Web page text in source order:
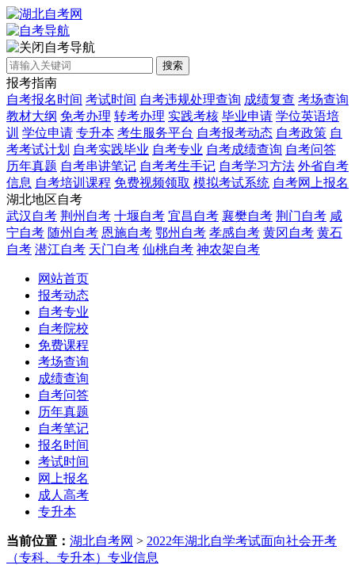
自考导航
搜索
报考指南
自考报名时间 考试时间 自考违规处理查询 成绩复查 考场查询
教材大纲 免考办理 转考办理 实践考核 毕业申请 学位英语培
训 学位申请 专升本 考生服务平台 自考报考动态 自考政策 自
考考试计划 自考实践毕业 自考专业 自考成绩查询 自考问答
历年真题 自考串讲笔记 自考考生手记 自考学习方法 外省自考
信息 自考培训课程 免费视频领取 模拟考试系统 自考网上报名
湖北地区自考
武汉自考 荆州自考 十堰自考 宜昌自考 襄樊自考 荆门自考 咸
宁自考 随州自考 恩施自考 鄂州自考 孝感自考 黄冈自考 黄石
自考 潜江自考 天门自考 仙桃自考 神农架自考
网站首页
报考动态
自考专业
自考院校
免费课程
考场查询
成绩查询
自考问答
历年真题
自考笔记
报名时间
考试时间
网上报名
成人高考
专升本
当前位置： 湖北自考网 > 2022年湖北自学考试面向社会开考
（专科、专升本）专业信息